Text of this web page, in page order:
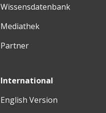
Wissensdatenbank
Mediathek
Partner
International
English Version